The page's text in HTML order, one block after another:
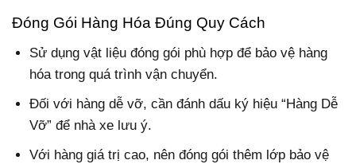
Đóng Gói Hàng Hóa Đúng Quy Cách
Sử dụng vật liệu đóng gói phù hợp để bảo vệ hàng
hóa trong quá trình vận chuyển.
Đối với hàng dễ vỡ, cần đánh dấu ký hiệu “Hàng Dễ
Vỡ” để nhà xe lưu ý.
Với hàng giá trị cao, nên đóng gói thêm lớp bảo vệ